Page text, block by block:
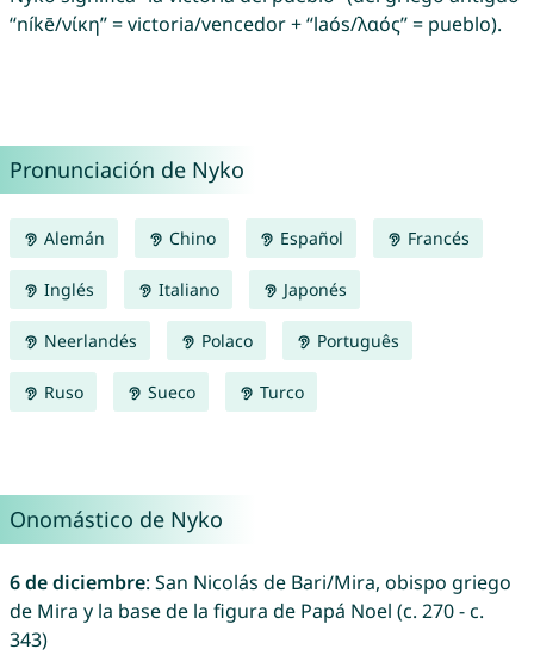
“níkē/νίκη” = victoria/vencedor + “laós/λαός” = pueblo).
Pronunciación de Nyko
Alemán Chino Español Francés
Inglés Italiano Japonés
Neerlandés Polaco Português
Ruso Sueco Turco
Onomástico de Nyko
6 de diciembre: San Nicolás de Bari/Mira, obispo griego
de Mira y la base de la figura de Papá Noel (c. 270 - c.
343)